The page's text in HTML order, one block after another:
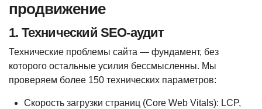
продвижение
1. Технический SEO-аудит
Технические проблемы сайта — фундамент, без
которого остальные усилия бессмысленны. Мы
проверяем более 150 технических параметров:
Скорость загрузки страниц (Core Web Vitals): LCP,